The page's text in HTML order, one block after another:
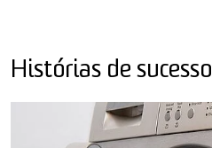
Histórias de sucesso